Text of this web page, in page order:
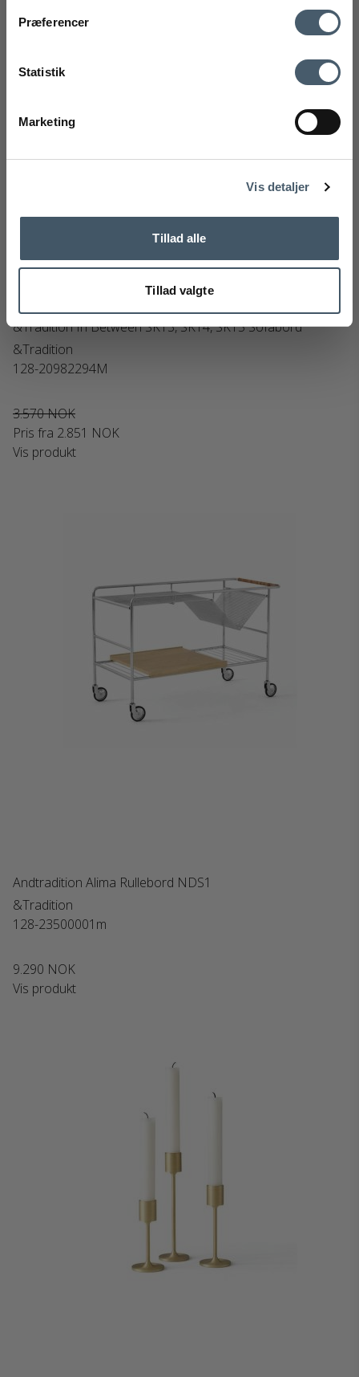
Præferencer
Statistik
Marketing
Vis detaljer
Tillad alle
Tillad valgte
&Tradition In Between SK13, SK14, SK15 Sofabord
&Tradition
128-20982294M
3.570 NOK
Pris fra 2.851 NOK
Vis produkt
Andtradition Alima Rullebord NDS1
&Tradition
128-23500001m
9.290 NOK
Vis produkt
Ved å registrere deg godtar du å motta vårt nyhetsbrev
med gode tilbud og inspirasjon. Du kan alltid trekke tilbake
Nej tak